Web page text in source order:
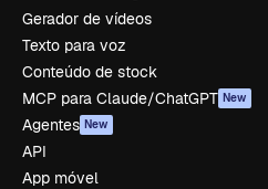
Gerador de vídeos
Texto para voz
Conteúdo de stock
MCP para Claude/ChatGPT New
Agentes New
API
App móvel